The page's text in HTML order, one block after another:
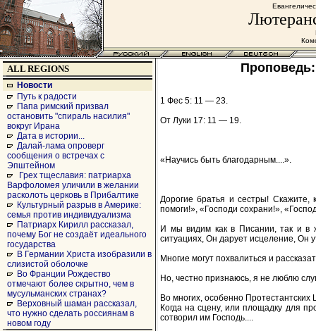
ALL REGIONS
Новости
Путь к радости
Папа римский призвал
остановить "спираль насилия"
вокруг Ирана
Дата в истории...
Далай-лама опроверг
сообщения о встречах с
Эпштейном
Грех тщеславия: патриарха
Варфоломея уличили в желании
расколоть церковь в Прибалтике
Культурный разрыв в Америке:
семья против индивидуализма
Патриарх Кирилл рассказал,
почему Бог не создаёт идеального
государства
В Германии Христа изобразили в
слизистой оболочке
Во Франции Рождество
отмечают более скрытно, чем в
мусульманских странах?
Верховный шаман рассказал,
что нужно сделать россиянам в
новом году
1 Фес 5: 11 — 23.
От Луки 17: 11 — 19.
«Научись быть благодарным....».
Дорогие братья и сестры!
помоги!», «Господи сохрани!»,
И мы видим как в Писании, так и в
ситуациях, Он дарует исцеление, Он
Многие могут похвалиться и
Но, честно признаюсь, я не люблю
Во многих, особенно Протестантских
Когда на сцену, или площадку для
сотворил им Господь....